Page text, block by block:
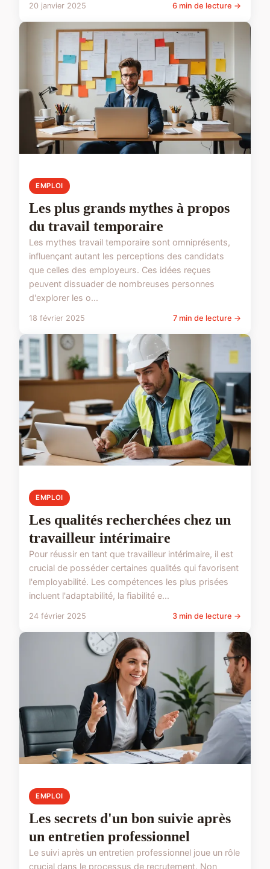
20 janvier 2025 6 min de lecture →
EMPLOI
Les plus grands mythes à propos
du travail temporaire
Les mythes travail temporaire sont omniprésents,
influençant autant les perceptions des candidats
que celles des employeurs. Ces idées reçues
peuvent dissuader de nombreuses personnes
d'explorer les o...
18 février 2025 7 min de lecture →
EMPLOI
Les qualités recherchées chez un
travailleur intérimaire
Pour réussir en tant que travailleur intérimaire, il est
crucial de posséder certaines qualités qui favorisent
l'employabilité. Les compétences les plus prisées
incluent l'adaptabilité, la fiabilité e...
24 février 2025 3 min de lecture →
EMPLOI
Les secrets d'un bon suivie après
un entretien professionnel
Le suivi après un entretien professionnel joue un rôle
crucial dans le processus de recrutement. Non